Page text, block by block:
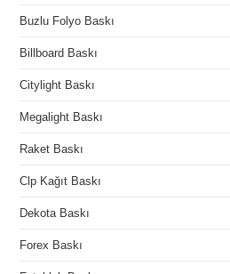
Buzlu Folyo Baskı
Billboard Baskı
Citylight Baskı
Megalight Baskı
Raket Baskı
Clp Kağıt Baskı
Dekota Baskı
Forex Baskı